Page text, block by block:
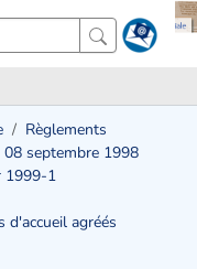
Règlements
septembre 1998
1999-1
d'accueil agréés